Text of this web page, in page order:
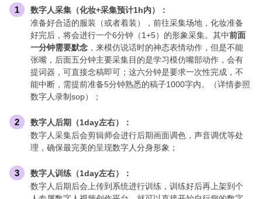
数字人采集（化妆+采集预计1h内）：
准备好合适的服装（或者着装），前往采集场地，化妆准备
好完后，将会进行一个6分钟（1+5）的形象采集。其中前面
一分钟需要默念 ，来模仿说话时的神态表情动作，但是不能
张嘴，后面五分钟主要采集目的是学习模仿嘴部动作，会有
提词器，可直接念稿即可；这六分钟是要求一次性完成，不
能中断，需提前准备5分钟熟悉的稿子1000字内。（详情参照
数字人录制sop）；
数字人后期（1day左右）：
数字人采集后会剪辑师会进行后期画面调色，声音调优等处
理，确保最完美的呈现数字人分身形象；
数字人训练（1day左右）：
数字人后期后会上传到系统进行训练，训练好后再上架到个